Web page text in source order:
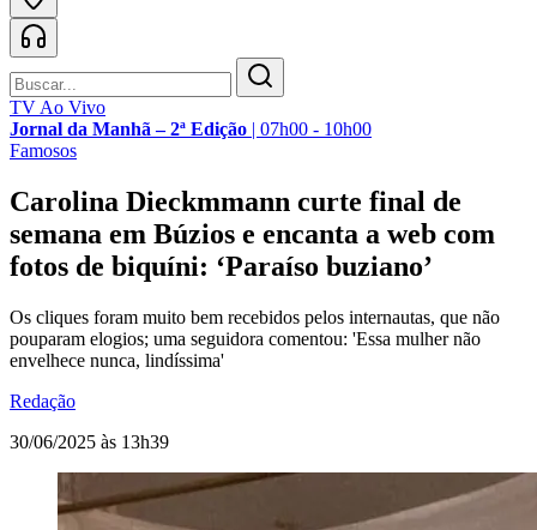
TV Ao Vivo
Jornal da Manhã – 2ª Edição | 07h00 - 10h00
Famosos
Carolina Dieckmmann curte final de
semana em Búzios e encanta a web com
fotos de biquíni: ‘Paraíso buziano’
Os cliques foram muito bem recebidos pelos internautas, que não
pouparam elogios; uma seguidora comentou: 'Essa mulher não
envelhece nunca, lindíssima'
Redação
30/06/2025 às 13h39